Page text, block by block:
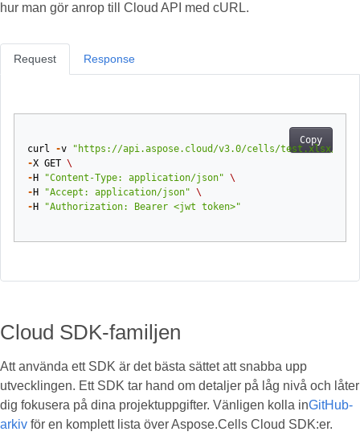
hur man gör anrop till Cloud API med cURL.
Request
Copy
curl -v
"https://api.aspose.cloud/v3.0/cells/test.xlsx/
-X GET \
- H "Content-Type: application/json" \
- H "Accept: application/json" \
- H "Authorization: Bearer <jwt token>"
Response
Cloud SDK-familjen
Att använda ett SDK är det bästa sättet att snabba upp
utvecklingen. Ett SDK tar hand om detaljer på låg nivå och låter
dig fokusera på dina projektuppgifter. Vänligen kolla inGitHub-
arkiv för en komplett lista över Aspose.Cells Cloud SDK:er.